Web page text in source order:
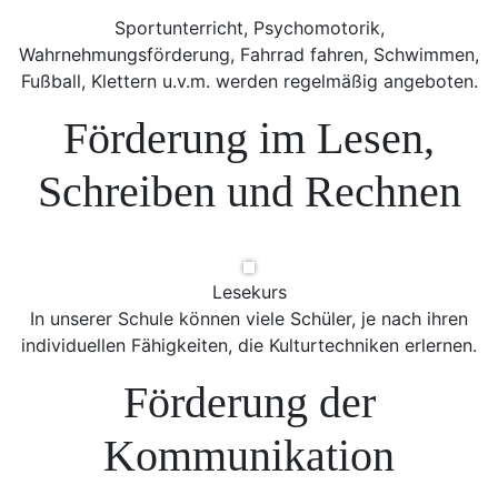
Sportunterricht, Psychomotorik,
Wahrnehmungsförderung, Fahrrad fahren, Schwimmen,
Fußball, Klettern u.v.m. werden regelmäßig angeboten.
Förderung im Lesen,
Schreiben und Rechnen
Lesekurs
In unserer Schule können viele Schüler, je nach ihren
individuellen Fähigkeiten, die Kulturtechniken erlernen.
Förderung der
Kommunikation